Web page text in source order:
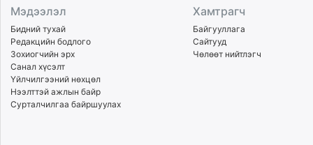
Мэдээлэл
Бидний тухай
Редакцийн бодлого
Зохиогчийн эрх
Санал хүсэлт
Үйлчилгээний нөхцөл
Нээлттэй ажлын байр
Сурталчилгаа байршуулах
Хамтрагч
Байгууллага
Сайтууд
Чөлөөт нийтлэгч